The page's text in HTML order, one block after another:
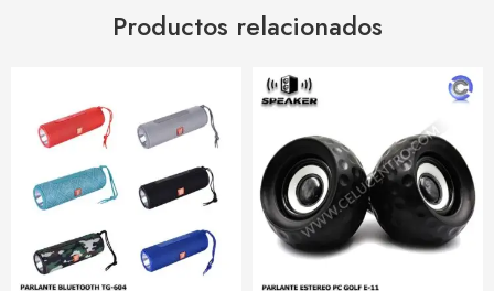
Productos relacionados